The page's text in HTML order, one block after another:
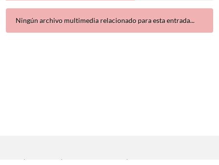
Ningún archivo multimedia relacionado para esta entrada...
| | |